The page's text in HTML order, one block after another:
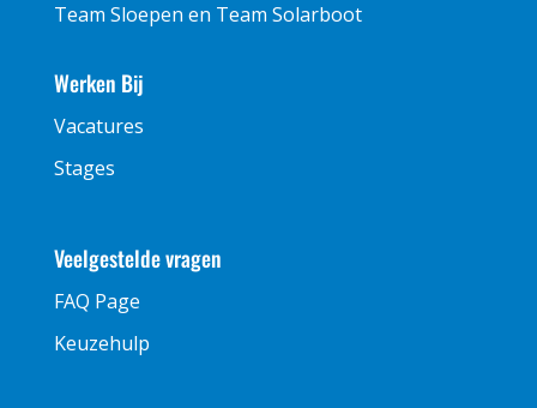
Team Sloepen en Team Solarboot
Werken Bij
Vacatures
Stages
Veelgestelde vragen
FAQ Page
Keuzehulp